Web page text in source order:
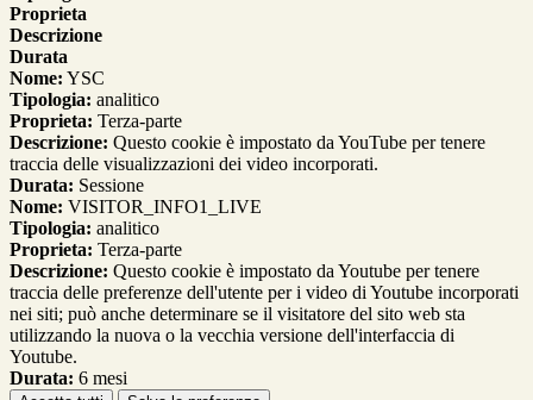
Proprieta
Descrizione
Durata
Nome: YSC
Tipologia: analitico
Proprieta: Terza-parte
Descrizione: Questo cookie è impostato da YouTube per tenere
traccia delle visualizzazioni dei video incorporati.
Durata: Sessione
Nome: VISITOR_INFO1_LIVE
Tipologia: analitico
Proprieta: Terza-parte
Descrizione: Questo cookie è impostato da Youtube per tenere
traccia delle preferenze dell'utente per i video di Youtube incorporati
nei siti; può anche determinare se il visitatore del sito web sta
utilizzando la nuova o la vecchia versione dell'interfaccia di
Youtube.
Durata: 6 mesi